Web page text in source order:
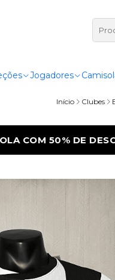
Jogadores
Início Clubes
LEVA A 2ª